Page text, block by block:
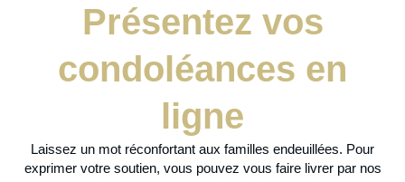
Présentez vos
condoléances en
ligne
Laissez un mot réconfortant aux familles endeuillées. Pour
exprimer votre soutien, vous pouvez vous faire livrer par nos